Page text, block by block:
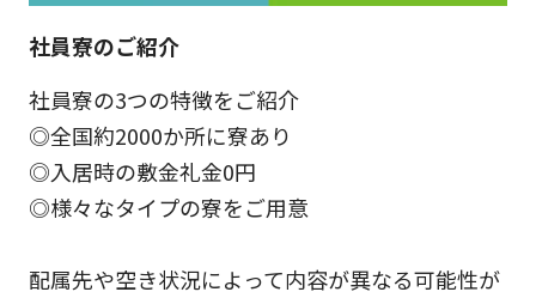
社員寮のご紹介
社員寮の3つの特徴をご紹介
◎全国約2000か所に寮あり
◎入居時の敷金礼金0円
◎様々なタイプの寮をご用意
配属先や空き状況によって内容が異なる可能性が